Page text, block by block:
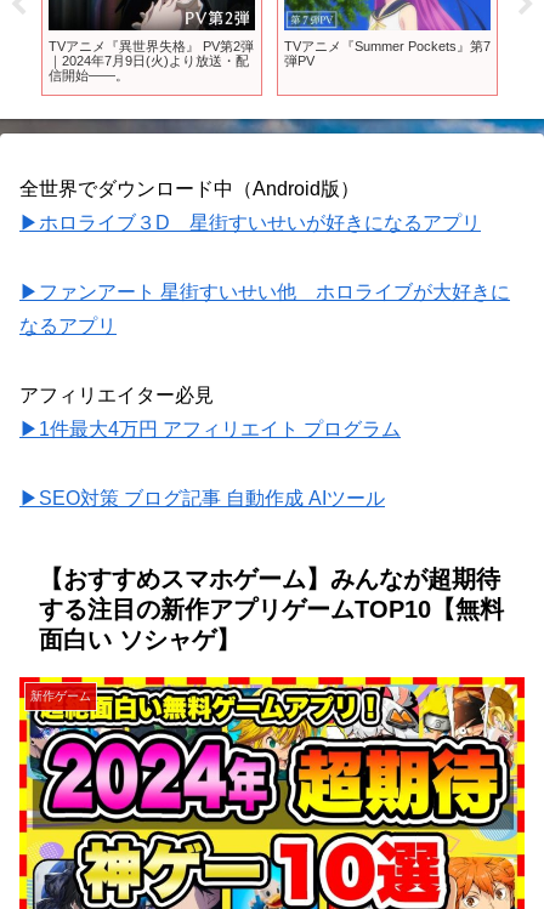
TVアニメ『異世界失格』 PV第2弾
｜2024年7月9日(火)より放送・配
信開始――。
TVアニメ『Summer Pockets』第7
弾PV
全世界でダウンロード中（Android版）
▶ホロライブ３D 星街すいせいが好きになるアプリ
▶ファンアート 星街すいせい他 ホロライブが大好きに
なるアプリ
アフィリエイター必見
▶1件最大4万円 アフィリエイト プログラム
▶SEO対策 ブログ記事 自動作成 AIツール
【おすすめスマホゲーム】みんなが超期待
する注目の新作アプリゲームTOP10【無料
面白い ソシャゲ】
新作ゲーム